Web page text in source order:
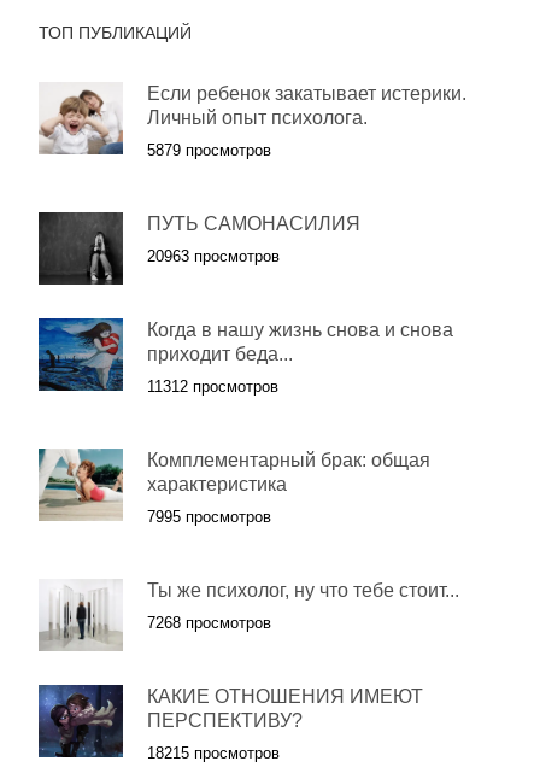
ТОП ПУБЛИКАЦИЙ
Если ребенок закатывает истерики.
Личный опыт психолога.
5879 просмотров
ПУТЬ САМОНАСИЛИЯ
20963 просмотров
Когда в нашу жизнь снова и снова
приходит беда...
11312 просмотров
Комплементарный брак: общая
характеристика
7995 просмотров
Ты же психолог, ну что тебе стоит...
7268 просмотров
КАКИЕ ОТНОШЕНИЯ ИМЕЮТ
ПЕРСПЕКТИВУ?
18215 просмотров